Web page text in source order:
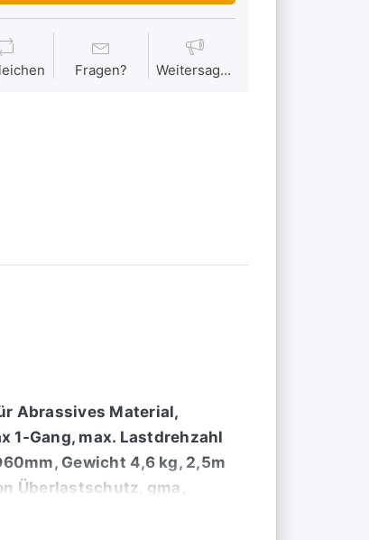
Fragen? Weitersagen
Abrassives Material,
1-Gang, max. Lastdrehzahl
Gewicht 4,6 kg, 2,5m
Überlastschutz, gma,